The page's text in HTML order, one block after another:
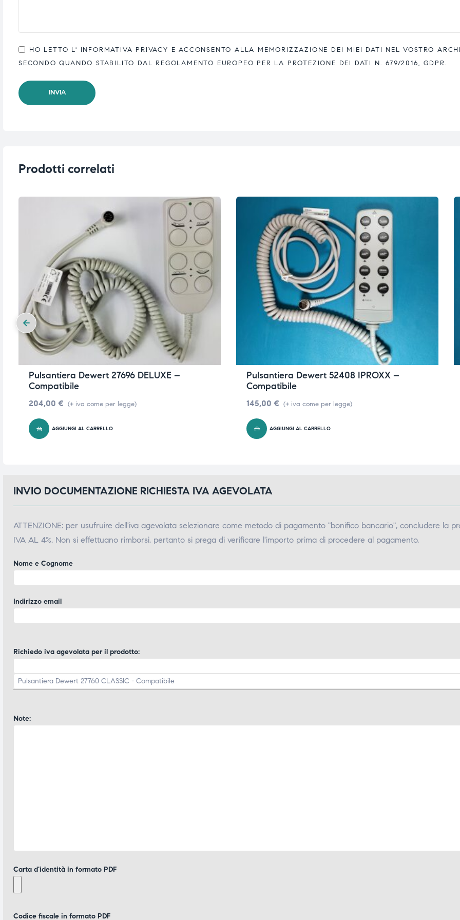
HO LETTO L' INFORMATIVA PRIVACY E ACCONSENTO ALLA MEMORIZZAZIONE DEI MIEI DATI NEL VOSTRO
SECONDO QUANDO STABILITO DAL REGOLAMENTO EUROPEO PER LA PROTEZIONE DEI DATI N. 679/2016, GDPR.
Prodotti correlati
Pulsantiera Dewert 27696 DELUXE –
Compatibile
204,00 € (+ iva come per legge)
AGGIUNGI AL CARRELLO
Pulsantiera Dewert 52408 IPROXX –
Compatibile
145,00 € (+ iva come per legge)
AGGIUNGI AL CARRELLO
INVIO DOCUMENTAZIONE RICHIESTA IVA AGEVOLATA
ATTENZIONE: per usufruire dell'iva agevolata selezionare come metodo di pagamento "bonifico bancario", concludere la
IVA AL 4%. Non si effettuano rimborsi, pertanto si prega di verificare l'importo prima di procedere al pagamento.
Nome e Cognome
Indirizzo email
Richiedo iva agevolata per il prodotto:
Note:
Carta d'identità in formato PDF
Codice fiscale in formato PDF